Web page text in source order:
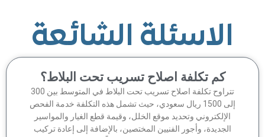
الاسئلة الشائعة
كم تكلفة اصلاح تسريب تحت البلاط؟
تتراوح تكلفة اصلاح تسريب تحت البلاط في المتوسط بين 300
إلى 1500 ريال سعودي، حيث تشمل هذه التكلفة خدمة الفحص
الإلكتروني وتحديد موقع الخلل، وقيمة قطع الغيار والمواسير
الجديدة، وأجور الفنيين المختصين، بالإضافة إلى إعادة تركيب